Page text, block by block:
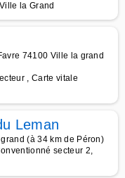
la Grand
74100 Ville la grand
, Carte vitale
Leman
(à 34 km de Péron)
secteur 2,